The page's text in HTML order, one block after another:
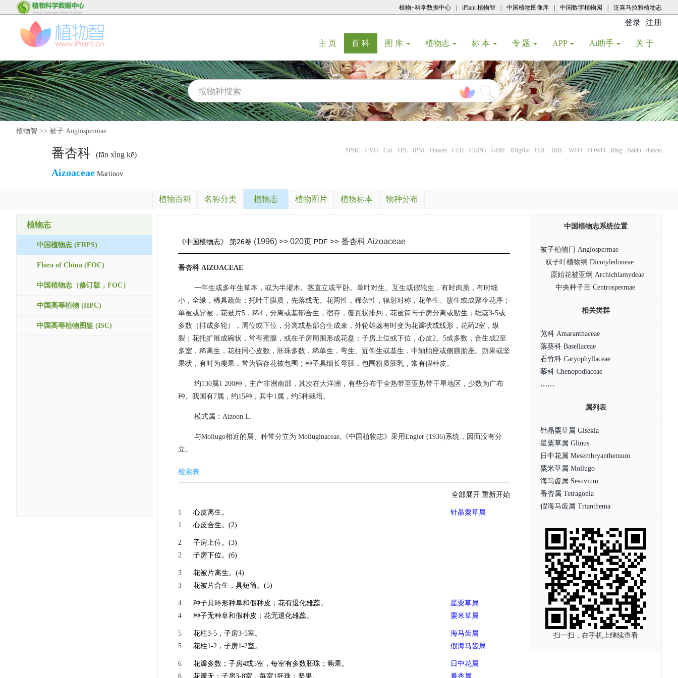
植物+科学数据中心 iPlant 植物智 中国植物图像库 中国数字植物园 泛喜马拉雅植物志
登录 注册
主 页(current)
百 科(current)
图 库 植物志 标 本 专 题 APP Ai助手 关 于
植物智 >> 被子 Angiospermae
番杏科 (fān xìng kē) PPBC CVH Col TPL IPNI Duocet CFH CUBG GBIF iDigBio EOL BHL WFO POWO Bing Baidu duocet
Aizoaceae Martinov
植物百科 名称分类 植物志 植物图片 植物标本 物种分布
植物志
中国植物志 (FRPS)
Flora of China (FOC)
中国植物志（修订版，FOC）
中国高等植物 (HPC)
中国高等植物图鉴 (ISC)
《中国植物志》 第26卷 (1996) >> 020页 PDF >> 番杏科 Aizoaceae
番杏科 AIZOACEAE
一年生或多年生草本，或为半灌木。茎直立或平卧。单叶对生、互生或假轮生，有时肉质，有时细
小，全缘，稀具疏齿；托叶干膜质，先落或无。花两性，稀杂性，辐射对称，花单生、簇生或成聚伞花序；
单被或异被，花被片5，稀4，分离或基部合生，宿存，覆瓦状排列，花被筒与子房分离或贴生；雄蕊3-5或
多数（排成多轮），周位或下位，分离或基部合生成束，外轮雄蕊有时变为花瓣状或线形，花药2室，纵
裂；花托扩展成碗状，常有蜜腺，或在子房周围形成花盘；子房上位或下位，心皮2、5或多数，合生成2至
多室，稀离生，花柱同心皮数，胚珠多数，稀单生，弯生、近倒生或基生，中轴胎座或侧膜胎座。蒴果或坚
果状，有时为瘦果，常为宿存花被包围；种子具细长弯胚，包围粉质胚乳，常有假种皮。
约130属1 200种，主产非洲南部，其次在大洋洲，有些分布于全热带至亚热带干旱地区，少数为广布
种。我国有7属，约15种，其中1属，约5种栽培。
模式属：Aizoon L.
与Mollugo相近的属、种常分立为 Molluginaceae,《中国植物志》采用Engler (1936)系统，因而没有分
立。
检索表
全部展开 重新开始
1 心皮离生。
针晶粟草属
1
心皮合生。(2)
2
子房上位。(3)
2
子房下位。(6)
3
花被片离生。(4)
3
花被片合生，具短筒。(5)
4 种子具环形种阜和假种皮；花有退化雄蕊。
星粟草属
4
种子无种阜和假种皮；花无退化雄蕊。 粟米草属
5 花柱3-5，子房3-5室。
海马齿属
5
花柱1-2，子房1-2室。 假海马齿属
6 花瓣多数；子房4或5室，每室有多数胚珠；蒴果。
日中花属
6
花瓣无；子房3-8室，每室1胚珠；坚果。 番杏属
中国植物志系统位置
被子植物门 Angiospermae
双子叶植物纲 Dicotyledoneae
原始花被亚纲 Archichlamydeae
中央种子目 Centrospermae
相关类群
苋科 Amaranthaceae
落葵科 Basellaceae
石竹科 Caryophyllaceae
藜科 Chenopodiaceae
……
属列表
针晶粟草属 Gisekia
星粟草属 Glinus
日中花属 Mesembryanthemum
粟米草属 Mollugo
海马齿属 Sesuvium
番杏属 Tetragonia
假海马齿属 Trianthema
扫一扫，在手机上继续查看